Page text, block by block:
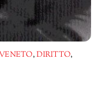
,DIRITTO,